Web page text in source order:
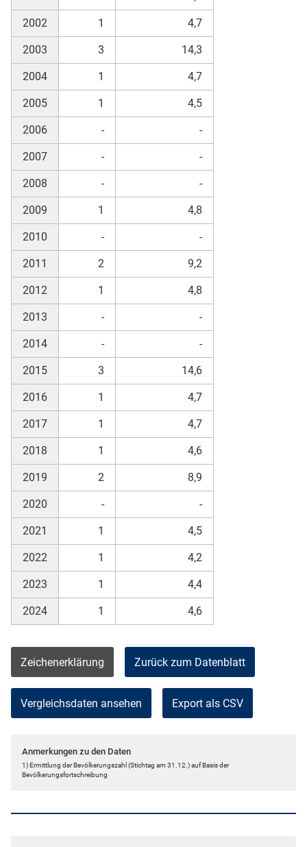
2002 1 4,7
2003 3 14,3
2004 1 4,7
2005 1 4,5
2006 - -
2007 - -
2008 - -
2009 1 4,8
2010 - -
2011 2 9,2
2012 1 4,8
2013 - -
2014 - -
2015 3 14,6
2016 1 4,7
2017 1 4,7
2018 1 4,6
2019 2 8,9
2020 - -
2021 1 4,5
2022 1 4,2
2023 1 4,4
2024 1 4,6
Zeichenerklärung Zurück zum Datenblatt
Vergleichsdaten ansehen Export als CSV
Anmerkungen zu den Daten
1) Ermittlung der Bevölkerungszahl (Stichtag am 31.12.) auf Basis der
Bevölkerungsfortschreibung